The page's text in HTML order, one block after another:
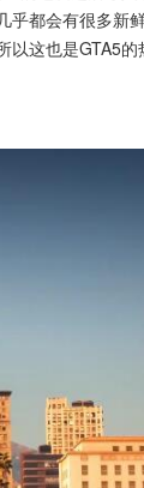
都会有很多新
这也是GTA5